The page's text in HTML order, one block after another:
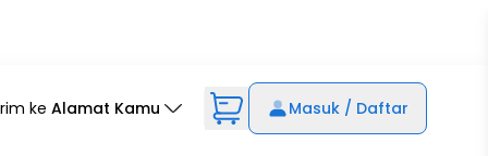
ke Alamat Kamu Masuk / Daftar